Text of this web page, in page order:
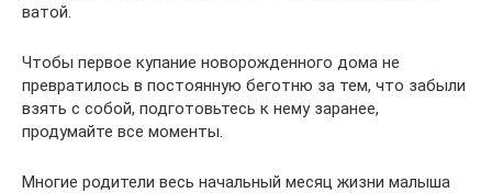
ватой.
Чтобы первое купание новорожденного дома не
превратилось в постоянную беготню за тем, что забыли
взять с собой, подготовьтесь к нему заранее,
продумайте все моменты.
Многие родители весь начальный месяц жизни малыша